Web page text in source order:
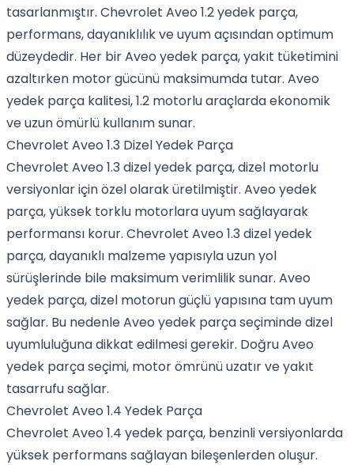
tasarlanmıştır. Chevrolet Aveo 1.2 yedek parça,
performans, dayanıklılık ve uyum açısından optimum
düzeydedir. Her bir Aveo yedek parça, yakıt tüketimini
azaltırken motor gücünü maksimumda tutar. Aveo
yedek parça kalitesi, 1.2 motorlu araçlarda ekonomik
ve uzun ömürlü kullanım sunar.
Chevrolet Aveo 1.3 Dizel Yedek Parça
Chevrolet Aveo 1.3 dizel yedek parça, dizel motorlu
versiyonlar için özel olarak üretilmiştir. Aveo yedek
parça, yüksek torklu motorlara uyum sağlayarak
performansı korur. Chevrolet Aveo 1.3 dizel yedek
parça, dayanıklı malzeme yapısıyla uzun yol
sürüşlerinde bile maksimum verimlilik sunar. Aveo
yedek parça, dizel motorun güçlü yapısına tam uyum
sağlar. Bu nedenle Aveo yedek parça seçiminde dizel
uyumluluğuna dikkat edilmesi gerekir. Doğru Aveo
yedek parça seçimi, motor ömrünü uzatır ve yakıt
tasarrufu sağlar.
Chevrolet Aveo 1.4 Yedek Parça
Chevrolet Aveo 1.4 yedek parça, benzinli versiyonlarda
yüksek performans sağlayan bileşenlerden oluşur.